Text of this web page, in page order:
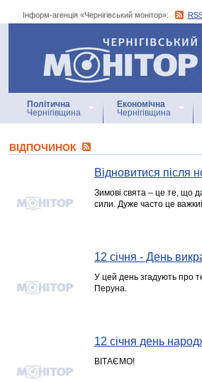
Інформ-агенція «Чернігівський монітор»:
Інформ-агенція
«Чернігівський монітор»
Політична
Чернігівщина
Економічна
Чернігівщина
ВІДПОЧИНОК
Відновитися після
Зимові свята – це те, що
сили. Дуже часто це
12 січня - День
У цей день згадують про
Перуна.
12 січня день
ВІТАЄМО!